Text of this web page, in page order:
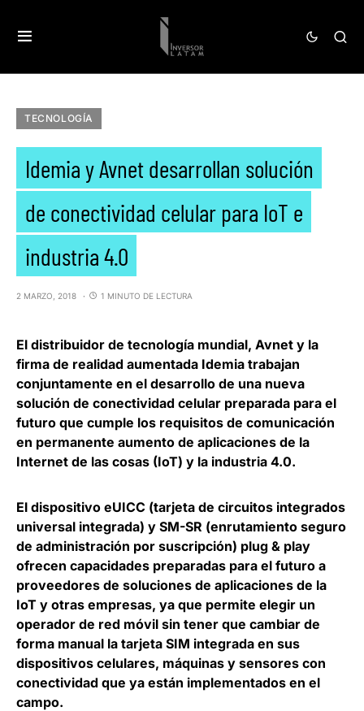
TECNOLOGÍA
Idemia y Avnet desarrollan solución
de conectividad celular para IoT e
industria 4.0
2 MARZO, 2018 1 MINUTO DE LECTURA
El distribuidor de tecnología mundial, Avnet y la
firma de realidad aumentada Idemia trabajan
conjuntamente en el desarrollo de una nueva
solución de conectividad celular preparada para el
futuro que cumple los requisitos de comunicación
en permanente aumento de aplicaciones de la
Internet de las cosas (IoT) y la industria 4.0.
El dispositivo eUICC (tarjeta de circuitos integrados
universal integrada) y SM-SR (enrutamiento seguro
de administración por suscripción) plug & play
ofrecen capacidades preparadas para el futuro a
proveedores de soluciones de aplicaciones de la
IoT y otras empresas, ya que permite elegir un
operador de red móvil sin tener que cambiar de
forma manual la tarjeta SIM integrada en sus
dispositivos celulares, máquinas y sensores con
conectividad que ya están implementados en el
campo.